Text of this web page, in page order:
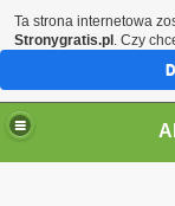
Ta strona internetowa
Stronygratis.pl . Czy